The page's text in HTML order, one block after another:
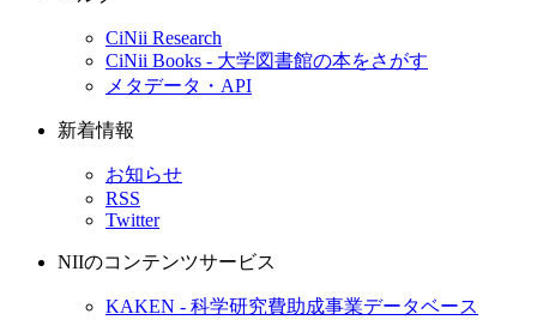
CiNii Research
CiNii Books - 大学図書館の本をさがす
メタデータ・API
新着情報
お知らせ
RSS
Twitter
NIIのコンテンツサービス
KAKEN - 科学研究費助成事業データベース